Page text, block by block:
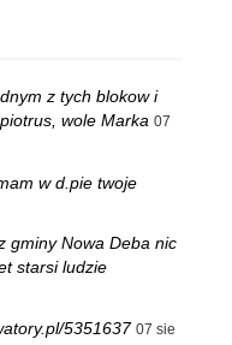
z tych blokow i
wole Marka 07
w d.pie twoje
gminy Nowa Deba nic
starsi ludzie
5351637 07 sie